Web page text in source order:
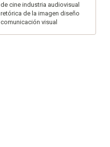
de cine industria audiovisual
retórica de la imagen diseño
comunicación visual